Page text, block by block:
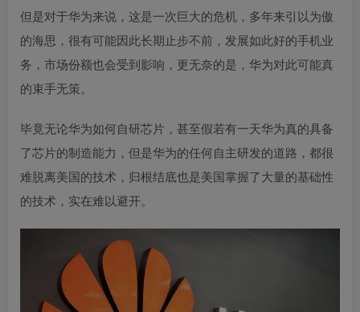
但是对于华为来说，这是一次巨大的危机， 多年来引以为傲
的海思，很有可能因此长期止步不前，发展如此好的手机业
务，市场份额也会受到影响，更无奈的是，华为对此可能真
的束手无策。
毕竟无论华为如何自研芯片，甚至假若有一天华为真的具备
了芯片的制造能力，但是华为的任何自主研发的道路，都很
难脱离美国的技术，归根结底也是美国掌握了大量的基础性
的技术，实在难以避开。